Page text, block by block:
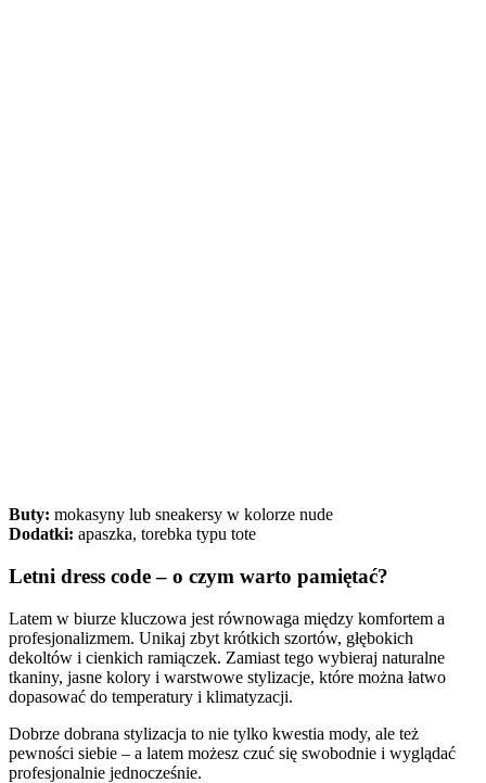
Buty: mokasyny lub sneakersy w kolorze nude
Dodatki: apaszka, torebka typu tote
Letni dress code – o czym warto pamiętać?
Latem w biurze kluczowa jest równowaga między komfortem a
profesjonalizmem. Unikaj zbyt krótkich szortów, głębokich
dekoltów i cienkich ramiączek. Zamiast tego wybieraj naturalne
tkaniny, jasne kolory i warstwowe stylizacje, które można łatwo
dopasować do temperatury i klimatyzacji.
Dobrze dobrana stylizacja to nie tylko kwestia mody, ale też
pewności siebie – a latem możesz czuć się swobodnie i wyglądać
profesjonalnie jednocześnie.